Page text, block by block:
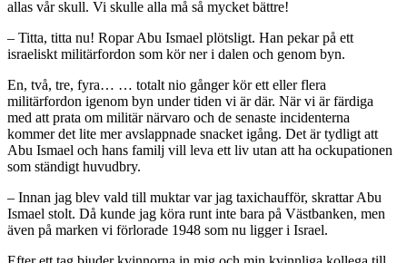
allas vår skull. Vi skulle alla må så mycket bättre!
– Titta, titta nu! Ropar Abu Ismael plötsligt. Han pekar på ett
israeliskt militärfordon som kör ner i dalen och genom byn.
En, två, tre, fyra… … totalt nio gånger kör ett eller flera
militärfordon igenom byn under tiden vi är där. När vi är färdiga
med att prata om militär närvaro och de senaste incidenterna
kommer det lite mer avslappnade snacket igång. Det är tydligt att
Abu Ismael och hans familj vill leva ett liv utan att ha ockupationen
som ständigt huvudbry.
– Innan jag blev vald till muktar var jag taxichaufför, skrattar Abu
Ismael stolt. Då kunde jag köra runt inte bara på Västbanken, men
även på marken vi förlorade 1948 som nu ligger i Israel.